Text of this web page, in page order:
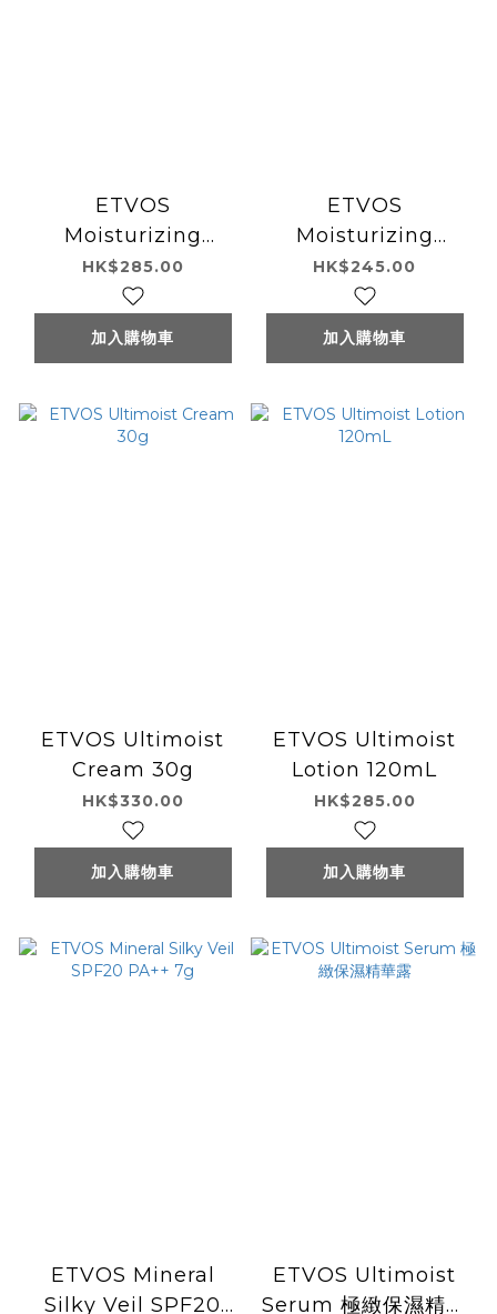
ETVOS
Moisturizing
Cream 30g
HK$285.00
加入購物車
ETVOS
Moisturizing
Lotion 150mL
HK$245.00
加入購物車
ETVOS Ultimoist
Cream 30g
HK$330.00
加入購物車
ETVOS Ultimoist
Lotion 120mL
HK$285.00
加入購物車
ETVOS Mineral
Silky Veil SPF20
ETVOS Ultimoist
Serum 極緻保濕精華